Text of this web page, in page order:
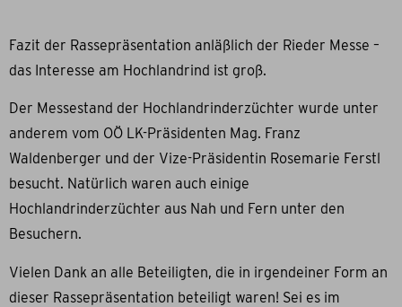
Fazit der Rassepräsentation anläßlich der Rieder Messe –
das Interesse am Hochlandrind ist groß.
Der Messestand der Hochlandrinderzüchter wurde unter
anderem vom OÖ LK-Präsidenten Mag. Franz
Waldenberger und der Vize-Präsidentin Rosemarie Ferstl
besucht. Natürlich waren auch einige
Hochlandrinderzüchter aus Nah und Fern unter den
Besuchern.
Vielen Dank an alle Beteiligten, die in irgendeiner Form an
dieser Rassepräsentation beteiligt waren! Sei es im